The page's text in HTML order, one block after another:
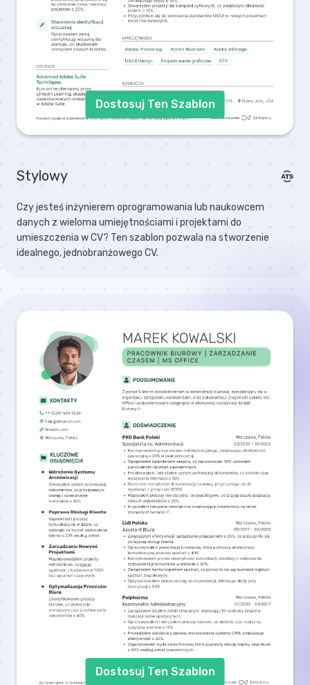
Dostosuj Ten Szablon
Stylowy
Czy jesteś inżynierem oprogramowania lub naukowcem
danych z wieloma umiejętnościami i projektami do
umieszczenia w CV? Ten szablon pozwala na stworzenie
idealnego, jednobranżowego CV.
Dostosuj Ten Szablon